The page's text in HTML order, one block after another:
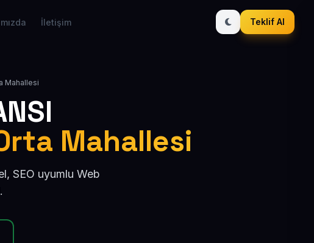
İletişim Teklif Al
Mahallesi
Mahallesi
SEO uyumlu Web